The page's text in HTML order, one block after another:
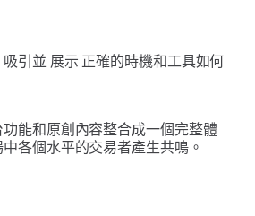
引並 展示 正確的時機和工具如何
能和原創內容整合成一個完整體
各個水平的交易者產生共鳴。